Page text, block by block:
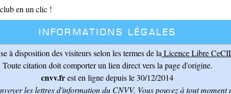
en un clic !
Informations légales
à disposition des visiteurs selon les termes de laLicence Libre
Toute citation doit comporter un lien direct vers la page d'origine.
cnvv.frest en ligne depuis le 30/12/2014
les lettres d'information du CNVV. Vous pouvez à tout